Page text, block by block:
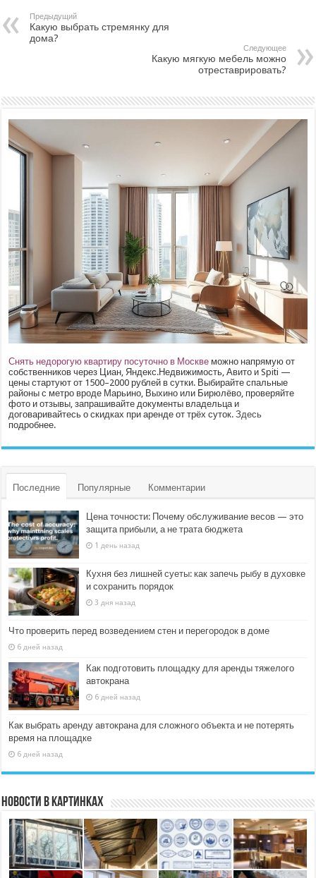
Предыдущий
Какую выбрать стремянку для
дома?
Следующее
Какую мягкую мебель можно
отреставрировать?
Снять недорогую квартиру посуточно в Москве можно напрямую от
собственников через Циан, Яндекс.Недвижимость, Авито и Spiti —
цены стартуют от 1500–2000 рублей в сутки. Выбирайте спальные
районы с метро вроде Марьино, Выхино или Бирюлёво, проверяйте
фото и отзывы, запрашивайте документы владельца и
договаривайтесь о скидках при аренде от трёх суток.Здесь
подробнее.
Последние Популярные Комментарии
Цена точности: Почему обслуживание весов — это
защита прибыли, а не трата бюджета
1 день назад
Кухня без лишней суеты: как запечь рыбу в духовке
и сохранить порядок
3 дня назад
Что проверить перед возведением стен и перегородок в доме
6 дней назад
Как подготовить площадку для аренды тяжелого
автокрана
6 дней назад
Как выбрать аренду автокрана для сложного объекта и не потерять
время на площадке
6 дней назад
Новости в картинках